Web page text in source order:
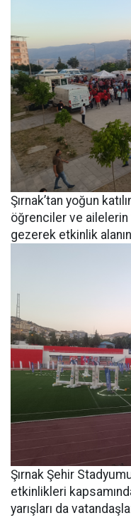
Şırnak’tan yoğun
öğrenciler ve ailelerin
gezerek etkinlik
Şırnak Şehir
etkinlikleri
yarışları da